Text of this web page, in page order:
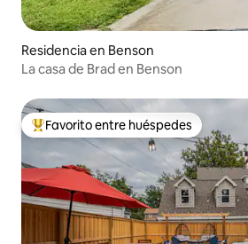
Residencia en Benson
La casa de Brad en Benson
De los mejores en Favorito entre
Favorito entre huéspedes